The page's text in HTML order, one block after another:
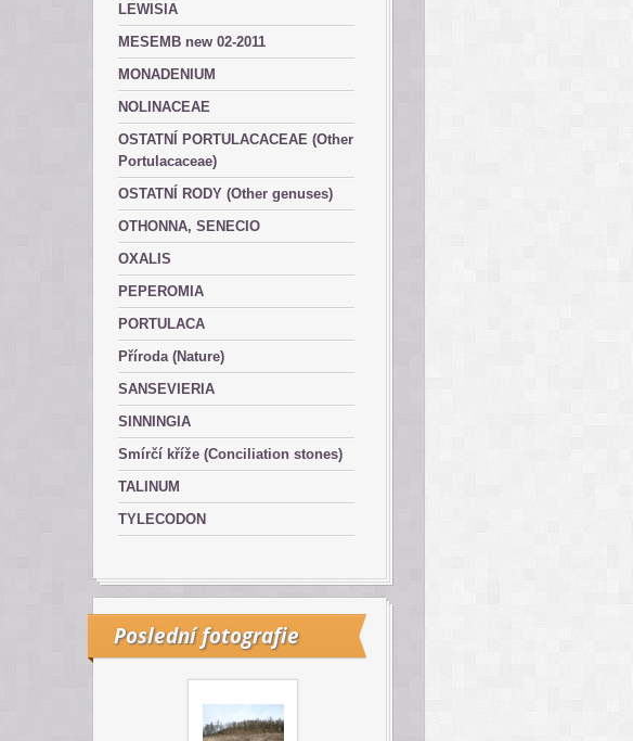
LEWISIA
MESEMB new 02-2011
MONADENIUM
NOLINACEAE
OSTATNÍ PORTULACACEAE (Other
Portulacaceae)
OSTATNÍ RODY (Other genuses)
OTHONNA, SENECIO
OXALIS
PEPEROMIA
PORTULACA
Příroda (Nature)
SANSEVIERIA
SINNINGIA
Smírčí kříže (Conciliation stones)
TALINUM
TYLECODON
Poslední fotografie